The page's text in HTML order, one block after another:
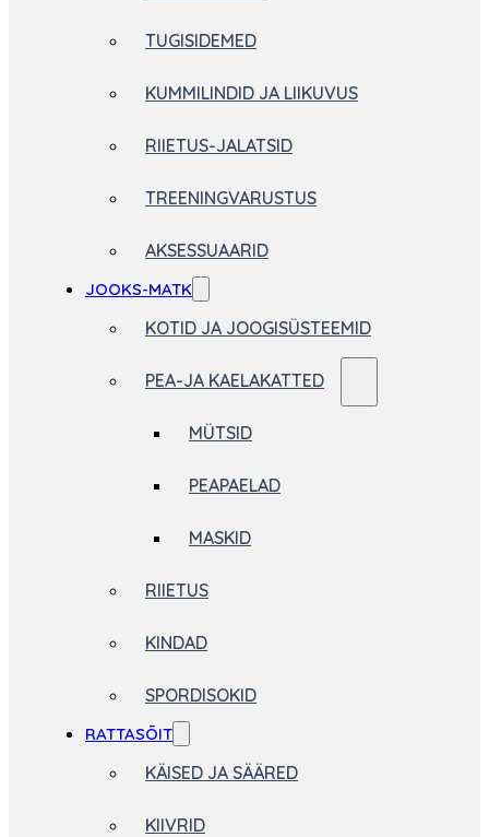
TUGISIDEMED
KUMMILINDID JA LIIKUVUS
RIIETUS-JALATSID
TREENINGVARUSTUS
AKSESSUAARID
JOOKS-MATK
KOTID JA JOOGISÜSTEEMID
PEA-JA KAELAKATTED
MÜTSID
PEAPAELAD
MASKID
RIIETUS
KINDAD
SPORDISOKID
RATTASÕIT
KÄISED JA SÄÄRED
KIIVRID